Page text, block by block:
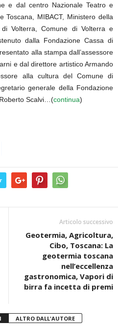
e dal centro Nazionale Teatro e
Toscana, MIBACT, Ministero della
Volterra, Comune di Volterra e
dalla Fondazione Cassa di
alla stampa dall’assessore
e dal direttore artistico Armando
alla cultura del Comune di
generale della Fondazione
Scalvi…(continua)
o
n
vi
Articolo successivo
Geotermia, Agricoltura,
Cibo, Toscana: La
geotermia toscana
nell’eccellenza
gastronomica, Vapori di
birra fa incetta di premi
ALTRO DALL'AUTORE